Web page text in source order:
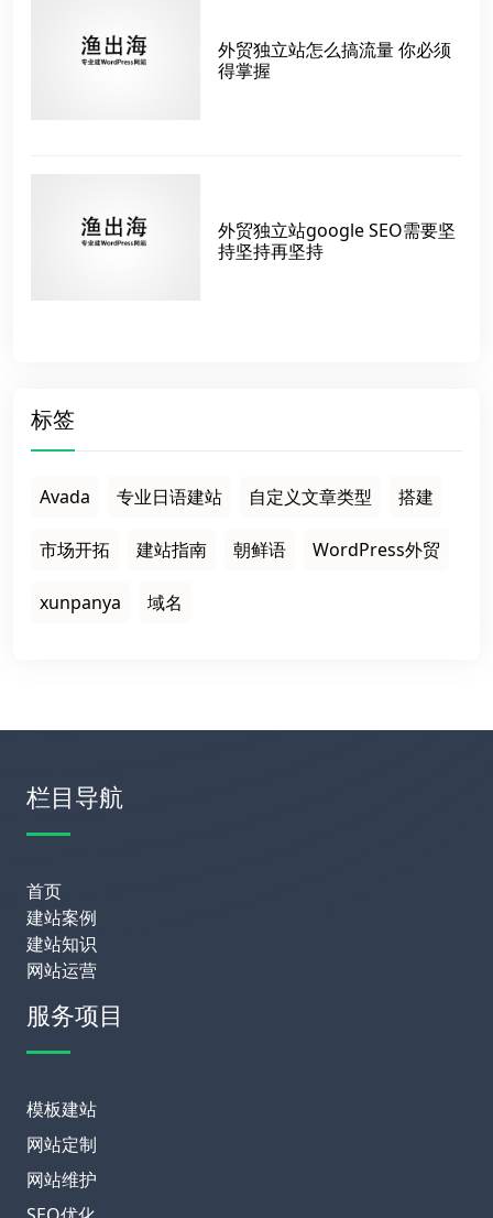
外贸独立站怎么搞流量 你必须
得掌握
外贸独立站google SEO需要坚
持坚持再坚持
标签
Avada 专业日语建站 自定义文章类型 搭建
市场开拓 建站指南 朝鲜语 WordPress外贸
xunpanya 域名
栏目导航
首页
建站案例
建站知识
网站运营
服务项目
模板建站
网站定制
网站维护